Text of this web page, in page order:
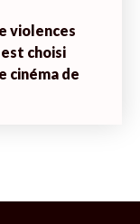
violences
choisi
cinéma de